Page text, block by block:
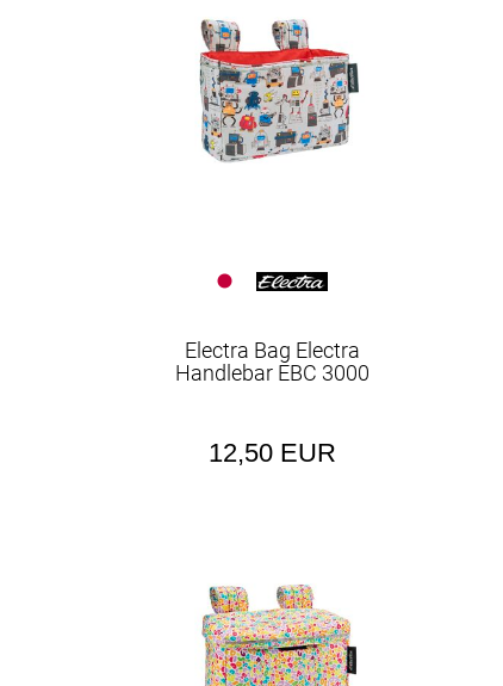
Electra Bag Electra
Handlebar EBC 3000
12,50 EUR